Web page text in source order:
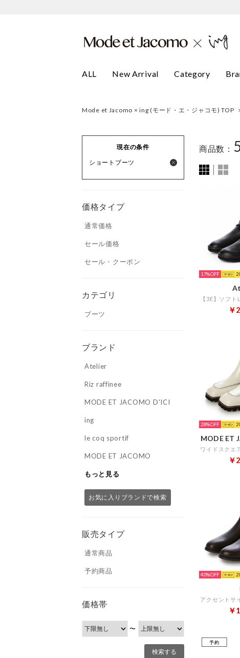
ALL New Arrival Category
Mode et Jacomo × ing (モード・エ・ジャコモ) TOP
現在の条件
ショートブーツ
価格タイプ
通常価格
セール価格
セール・クーポン
カテゴリ
ブーツ
ブランド
Atelier
Riz raffinee
MODE ET JACOMO D'ICI
ing
le coq sportif
MODE ET JACOMO
もっと見る
お気に入りブランドで検索
販売タイプ
通常商品
予約商品
価格帯
〜
商品数：
17%
￥
28%
MODE ET
￥
40%
￥
予約